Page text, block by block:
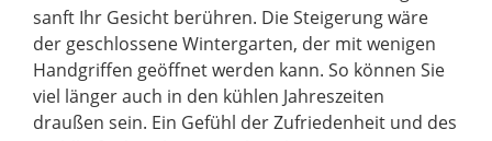
sanft Ihr Gesicht berühren. Die Steigerung wäre
der geschlossene Wintergarten, der mit wenigen
Handgriffen geöffnet werden kann. So können Sie
viel länger auch in den kühlen Jahreszeiten
draußen sein. Ein Gefühl der Zufriedenheit und des